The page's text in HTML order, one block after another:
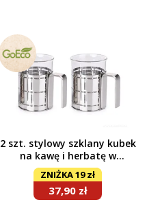
2 szt. stylowy szklany kubek
na kawę i herbatę w
nierdzewnym stojaku
ZNIŻKA 19 zł
37,90 zł